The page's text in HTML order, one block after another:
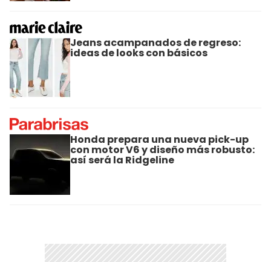
Jeans acampanados de regreso:
ideas de looks con básicos
Honda prepara una nueva pick-up
con motor V6 y diseño más robusto:
así será la Ridgeline